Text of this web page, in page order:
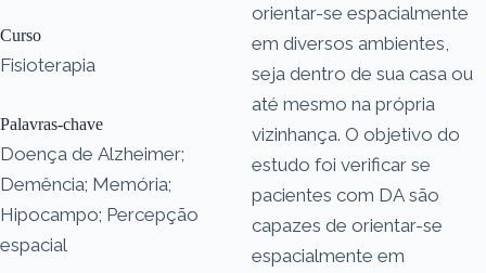
Curso
Fisioterapia
Palavras-chave
Doença de Alzheimer;
Demência; Memória;
Hipocampo; Percepção
espacial
orientar-se espacialmente
em diversos ambientes,
seja dentro de sua casa ou
até mesmo na própria
vizinhança. O objetivo do
estudo foi verificar se
pacientes com DA são
capazes de orientar-se
espacialmente em